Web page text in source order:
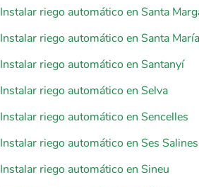
Instalar riego automático en Santa
Instalar riego automático en Santa
Instalar riego automático en Santanyí
Instalar riego automático en Selva
Instalar riego automático en Sencelles
Instalar riego automático en Ses Salines
Instalar riego automático en Sineu